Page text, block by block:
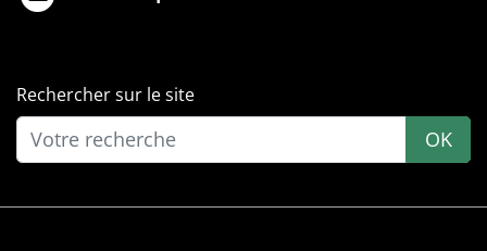
Rechercher sur le site
OK